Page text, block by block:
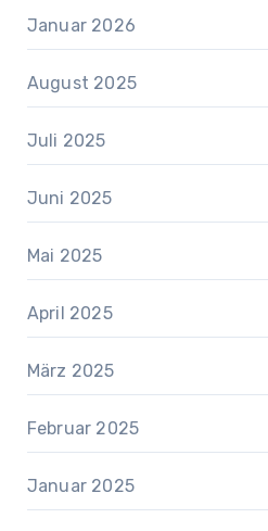
Januar 2026
August 2025
Juli 2025
Juni 2025
Mai 2025
April 2025
März 2025
Februar 2025
Januar 2025